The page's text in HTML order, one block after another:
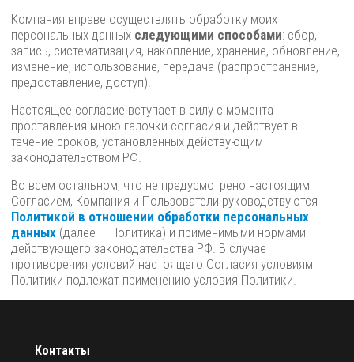
Компания вправе осуществлять обработку моих
персональных данных следующими способами: сбор,
запись, систематизация, накопление, хранение, обновление,
изменение, использование, передача (распространение,
предоставление, доступ).
Настоящее согласие вступает в силу с момента
проставления мною галочки-согласия и действует в
течение сроков, установленных действующим
законодательством РФ.
Во всем остальном, что не предусмотрено настоящим
Согласием, Компания и Пользователи руководствуются
Политикой в отношении обработки персональных
данных (далее – Политика) и применимыми нормами
действующего законодательства РФ. В случае
противоречия условий настоящего Согласия условиям
Политики подлежат применению условия Политики.
Контакты